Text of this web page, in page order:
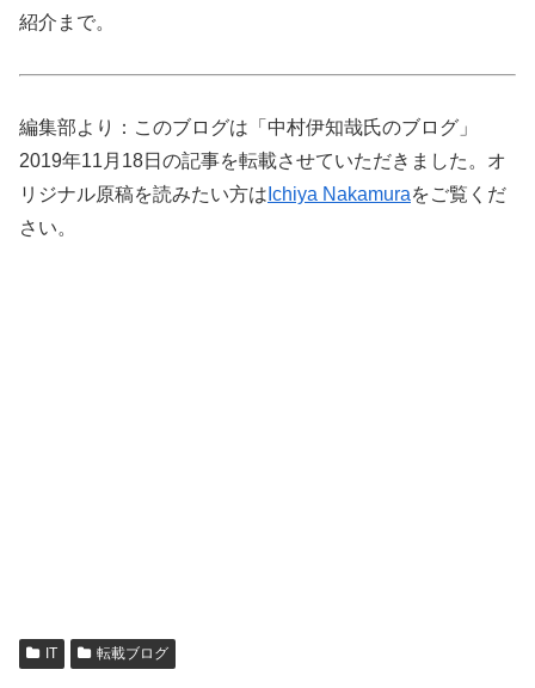
紹介まで。
編集部より：このブログは「中村伊知哉氏のブログ」
2019年11月18日の記事を転載させていただきました。オ
リジナル原稿を読みたい方は Ichiya Nakamuraをご覧くだ
さい。
IT 転載ブログ